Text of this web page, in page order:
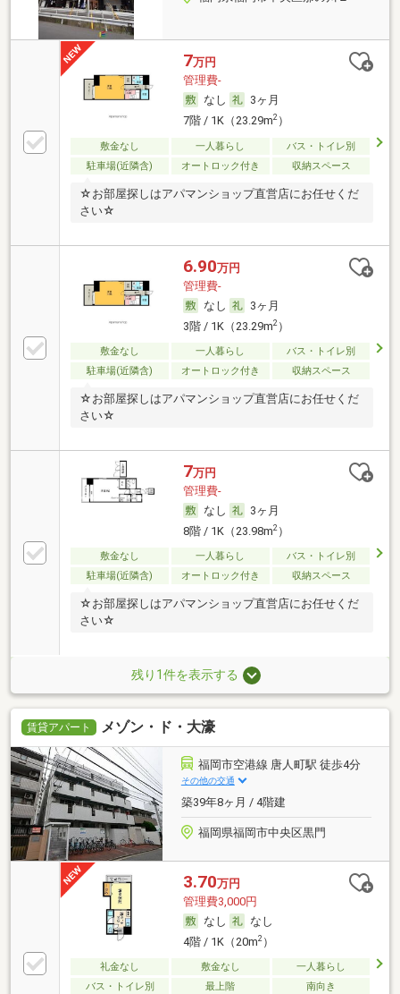
7万円
管理費-
なし
3ヶ月
7階 / 1K（23.29m2）
敷金なし 一人暮らし
バス・トイレ別
駐車場(近隣含)
オートロック付き 収納スペース
☆お部屋探しはアパマンショップ直営店にお任せくだ
さい☆
6.90万円
管理費-
なし
3ヶ月
3階 / 1K（23.29m2）
敷金なし 一人暮らし
バス・トイレ別
駐車場(近隣含)
オートロック付き 収納スペース
☆お部屋探しはアパマンショップ直営店にお任せくだ
さい☆
7万円
管理費-
なし
3ヶ月
8階 / 1K（23.98m2）
敷金なし 一人暮らし
バス・トイレ別
駐車場(近隣含)
オートロック付き 収納スペース
☆お部屋探しはアパマンショップ直営店にお任せくだ
さい☆
残り1件を表示する
賃貸アパート メゾン・ド・大濠
福岡市空港線 唐人町駅 徒歩4分
その他の交通
築39年8ヶ月 / 4階建
福岡県福岡市中央区黒門
3.70万円
管理費3,000円
なし
なし
4階 / 1K（20m2）
礼金なし 敷金なし
一人暮らし
バス・トイレ別
最上階 南向き